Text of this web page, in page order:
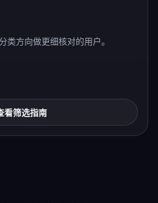
类方向做更细核对的用户。
看筛选指南